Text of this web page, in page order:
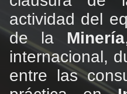
actividad del
de la Minería
internacional,
entre las